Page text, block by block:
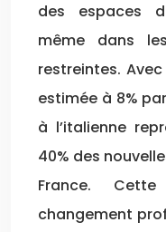
des espaces
même dans
restreintes.
estimée à 8%
à l’italienne
40% des
France.
changement